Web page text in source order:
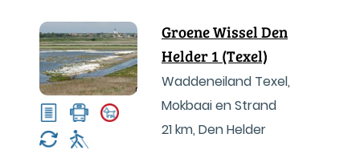
Groene Wissel Den
Helder 1 (Texel)
Waddeneiland Texel,
Mokbaai en Strand
21 km, Den Helder